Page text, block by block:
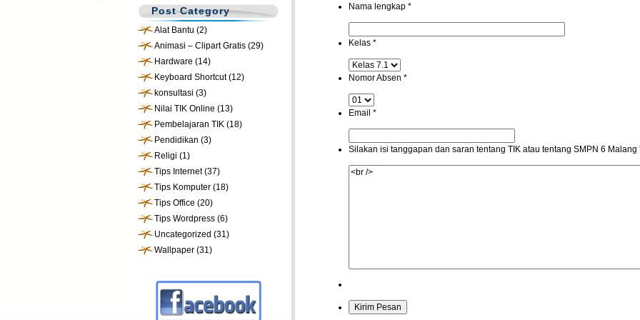
Post Category
Alat Bantu (2)
Animasi – Clipart Gratis (29)
Hardware (14)
Keyboard Shortcut(12)
konsultasi (3)
Nilai TIK Online (13)
Pembelajaran TIK (18)
Pendidikan (3)
Religi (1)
Tips Internet(37)
Tips Komputer (18)
Tips Office (20)
Tips Wordpress (6)
Uncategorized (31)
Wallpaper (31)
Nama lengkap *
Kelas *
Nomor Absen *
Email *
Silakan isi tanggapan dan saran tentang TIK atau tentang SMPN 6 Malang